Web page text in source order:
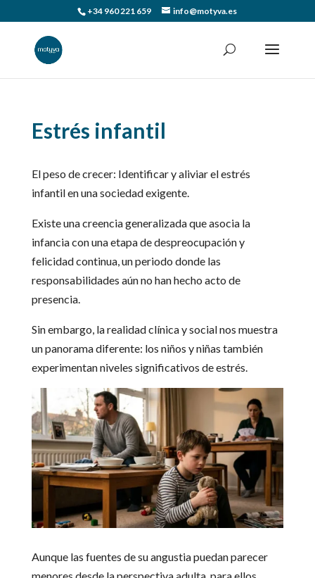
+34 960 221 659 info@motyva.es
Estrés infantil
El peso de crecer: Identificar y aliviar el estrés
infantil en una sociedad exigente.
Existe una creencia generalizada que asocia la
infancia con una etapa de despreocupación y
felicidad continua, un periodo donde las
responsabilidades aún no han hecho acto de
presencia.
Sin embargo, la realidad clínica y social nos muestra
un panorama diferente: los niños y niñas también
experimentan niveles significativos de estrés.
Aunque las fuentes de su angustia puedan parecer